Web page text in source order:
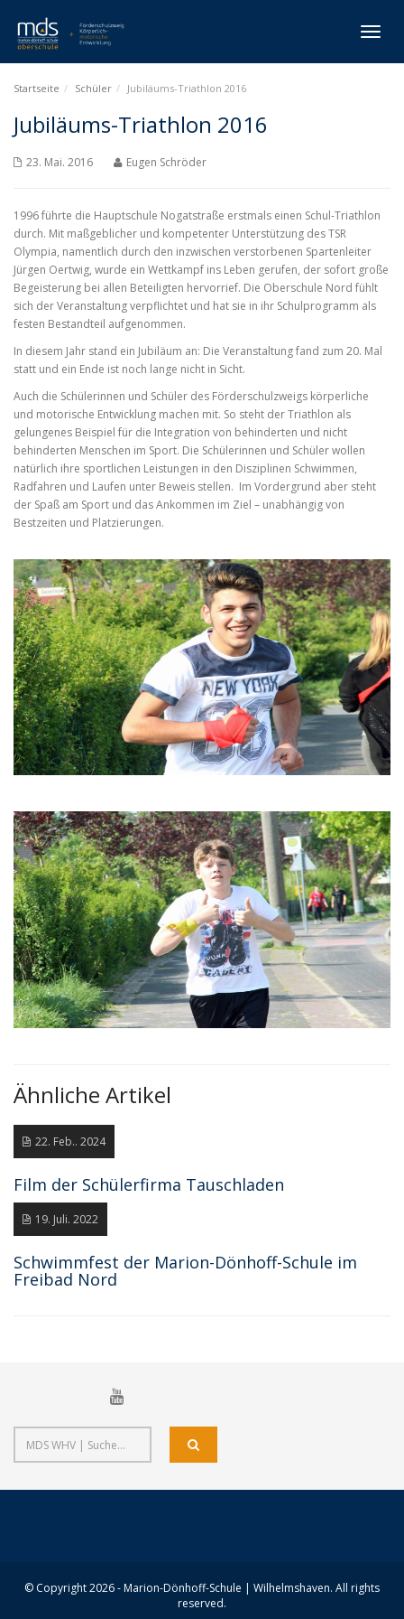
Toggle
Startseite Schüler Jubiläums-Triathlon 2016
Jubiläums-Triathlon 2016
23. Mai. 2016 Eugen Schröder
1996 führte die Hauptschule Nogatstraße erstmals einen Schul-Triathlon
durch. Mit maßgeblicher und kompetenter Unterstützung des TSR
Olympia, namentlich durch den inzwischen verstorbenen Spartenleiter
Jürgen Oertwig, wurde ein Wettkampf ins Leben gerufen, der sofort große
Begeisterung bei allen Beteiligten hervorrief. Die Oberschule Nord fühlt
sich der Veranstaltung verpflichtet und hat sie in ihr Schulprogramm als
festen Bestandteil aufgenommen.
In diesem Jahr stand ein Jubiläum an: Die Veranstaltung fand zum 20. Mal
statt und ein Ende ist noch lange nicht in Sicht.
Auch die Schülerinnen und Schüler des Förderschulzweigs körperliche
und motorische Entwicklung machen mit. So steht der Triathlon als
gelungenes Beispiel für die Integration von behinderten und nicht
behinderten Menschen im Sport. Die Schülerinnen und Schüler wollen
natürlich ihre sportlichen Leistungen in den Disziplinen Schwimmen,
Radfahren und Laufen unter Beweis stellen. Im Vordergrund aber steht
der Spaß am Sport und das Ankommen im Ziel – unabhängig von
Bestzeiten und Platzierungen.
Ähnliche Artikel
22. Feb.. 2024
Film der Schülerfirma Tauschladen
19. Juli. 2022
Schwimmfest der Marion-Dönhoff-Schule im
Freibad Nord
© Copyright 2026 - Marion-Dönhoff-Schule | Wilhelmshaven. All rights
reserved.